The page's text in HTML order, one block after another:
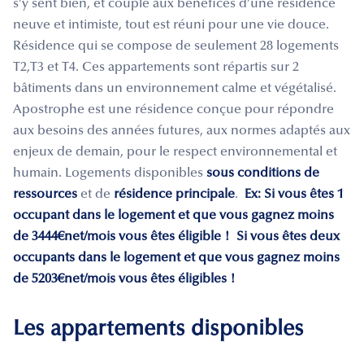
s’y sent bien, et couplé aux bénéfices d’une résidence
neuve et intimiste, tout est réuni pour une vie douce.
Résidence qui se compose de seulement 28 logements
T2,T3 et T4. Ces appartements sont répartis sur 2
bâtiments dans un environnement calme et végétalisé.
Apostrophe est une résidence conçue pour répondre
aux besoins des années futures, aux normes adaptés aux
enjeux de demain, pour le respect environnemental et
humain. Logements disponibles sous conditions de
ressources et de résidence principale. Ex: Si vous êtes 1
occupant dans le logement et que vous gagnez moins
de 3444€net/mois vous êtes éligible !
Si vous êtes deux
occupants dans le logement et que vous gagnez moins
de 5203€net/mois vous êtes éligibles !
Les appartements disponibles